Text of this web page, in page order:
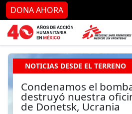
Ir al contenido principal
DONA AHORA
NOTICIAS DESDE EL TERRENO
Condenamos el
destruyó nuestra
de Donetsk, Ucrania